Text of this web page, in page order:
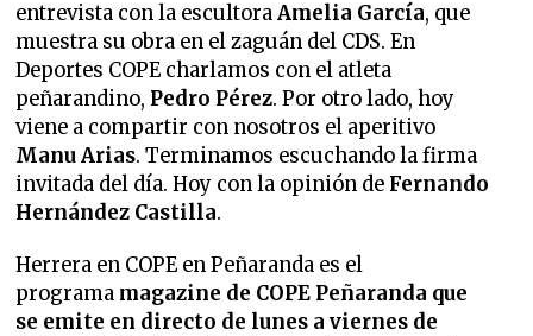
entrevista con la escultoraAmelia García, que
muestra su obra en el zaguán del CDS. En
Deportes COPE charlamos con el atleta
peñarandino, Pedro Pérez. Por otro lado, hoy
viene a compartir con nosotros el aperitivo
Manu Arias. Terminamos escuchando la firma
invitada del día. Hoy con la opinión de Fernando
Hernández Castilla.
Herrera en COPE en Peñaranda es el
programa magazine de COPE Peñaranda que
se emite en directo de lunes a viernes de